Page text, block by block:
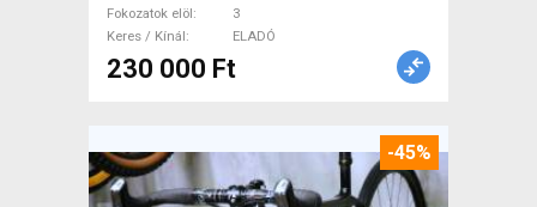
Fokozatok elöl
3
Keres / Kínál
ELADÓ
230 000 Ft
-45%